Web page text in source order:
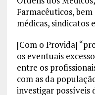
Farmacêuticos,
médicas, sindicatos
[Com o Provida]
os eventuais
entre os
com as da
investigar possíveis